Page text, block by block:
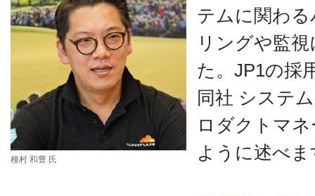
種村 和豊 氏
テムに関わ
リングや監
た。JP1の採
同社 システ
ロダクトマ
ように述べま